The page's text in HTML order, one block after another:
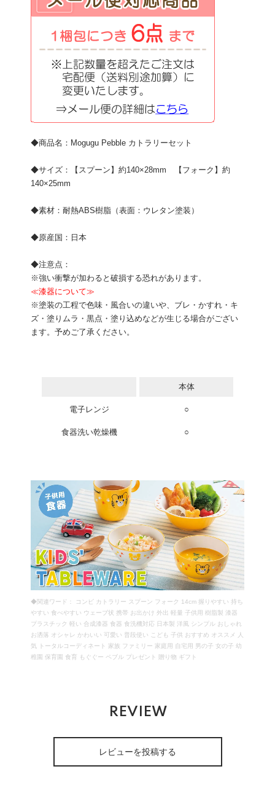
◆商品名：Mogugu Pebble カトラリーセット
◆サイズ：【スプーン】約140×28mm 【フォーク】約
140×25mm
◆素材：耐熱ABS樹脂（表面：ウレタン塗装）
◆原産国：日本
◆注意点：
※強い衝撃が加わると破損する恐れがあります。
≪漆器について≫
※塗装の工程で色味・風合いの違いや、ブレ・かすれ・キ
ズ・塗りムラ・黒点・塗り込めなどが生じる場合がござい
ます。予めご了承ください。
本体
電子レンジ ○
食器洗い乾燥機 ○
◆関連ワード： コンビ カトラリー スプーン フォーク 14cm 握りやすい 持ち
やすい 食べやすい ウェーブ状 携帯 お出かけ 外出 軽量 子供用 樹脂製 漆器
プラスチック 軽い 合成漆器 食器 食洗機対応 日本製 洋風 シンプル おしゃれ
お洒落 オシャレ かわいい 可愛い 普段使い こども 子供 おすすめ オススメ 人
気 トータルコーディネート 家族 ファミリー 家庭用 自宅用 男の子 女の子 幼
稚園 保育園 食育 もぐぐー ペブル プレゼント 贈り物 ギフト
REVIEW
レビューを投稿する